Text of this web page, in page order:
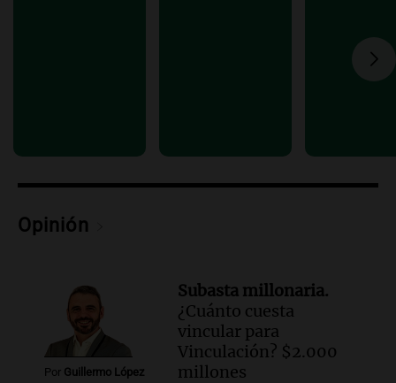
Estiman que la inflación nacional
Episodios
Audio.Altas Cumbres: rescataron a una
un precipicio
Audio.
Chile planteó mejorar la
conectividad fronteriza, aérea y digital
con Jujuy
Episodios
Opinión
Por Guillermo López
Subasta millonaria.
¿Cuánto cuesta
vincular para
Vinculación? $2.000
millones